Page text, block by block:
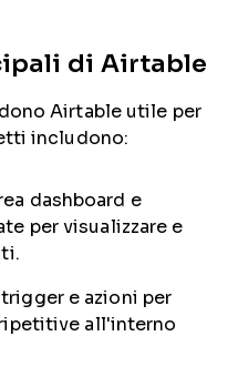
di Airtable
Airtable utile per
includono:
dashboard e
per visualizzare e
trigger e azioni per
all'interno